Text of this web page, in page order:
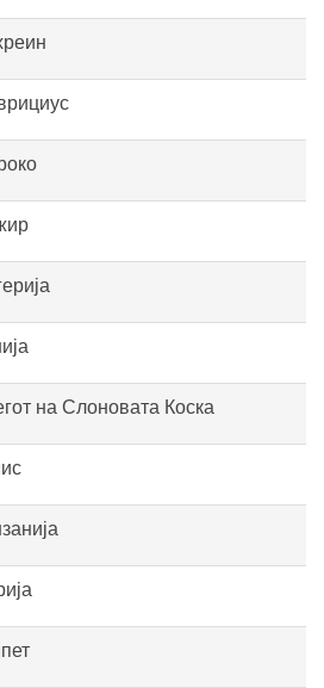
на Слоновата Коска